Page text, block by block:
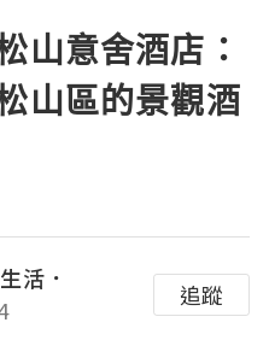
山意舍酒店：
山區的景觀酒
活．
追蹤